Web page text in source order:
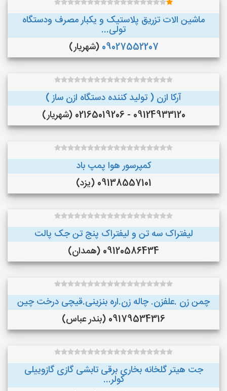
ماشین الات تزریق پلاستیک و یکبار مصرف ودستگاه
تولی...
09027552207 (شهریار)
آرکا ازن ( تولید کننده دستگاه ازن ساز )
09124933120 - 02165019206 (شهریار)
کمپرسور هوا پمپ باد
09138557101 (یزد)
لیفتراک سه تن و لیفتراک پنج تن جک پالت
09120586434 (همدان)
چمن زن .علفزن. چاله زن.اره بنزینی.قیچی درخت چین
09179534316 (بندر عباس)
جت هیتر گلخانه بخاری برقی تابشی گازی گازوییلی
کولر...